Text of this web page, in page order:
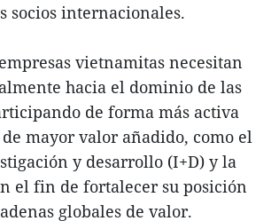
socios internacionales.
vietnamitas necesitan
hacia el dominio de las
de forma más activa
mayor valor añadido, como el
y desarrollo (I+D) y la
el fin de fortalecer su posición
globales de valor.